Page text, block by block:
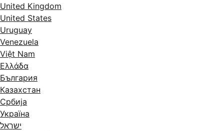
United Kingdom
United States
Uruguay
Venezuela
Việt Nam
Ελλάδα
България
Казахстан
Србија
Україна
ישראל